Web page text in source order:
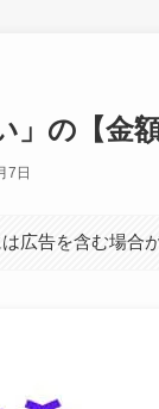
」の【金
7日
広告を含む場合